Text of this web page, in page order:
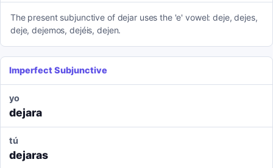
The present subjunctive of dejar uses the 'e' vowel: deje, dejes,
deje, dejemos, dejéis, dejen.
Imperfect Subjunctive
yo
dejara
tú
dejaras